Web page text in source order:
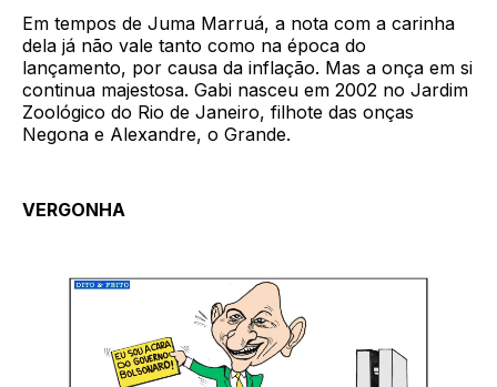
Em tempos de Juma Marruá, a nota com a carinha
dela já não vale tanto como na época do
lançamento, por causa da inflação. Mas a onça em si
continua majestosa. Gabi nasceu em 2002 no Jardim
Zoológico do Rio de Janeiro, filhote das onças
Negona e Alexandre, o Grande.
VERGONHA